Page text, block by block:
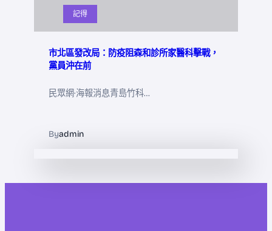
記得
市北區發改局：防疫阻森和診所家醫科擊戰，
黨員沖在前
民眾網·海報消息青島竹科…
Byadmin